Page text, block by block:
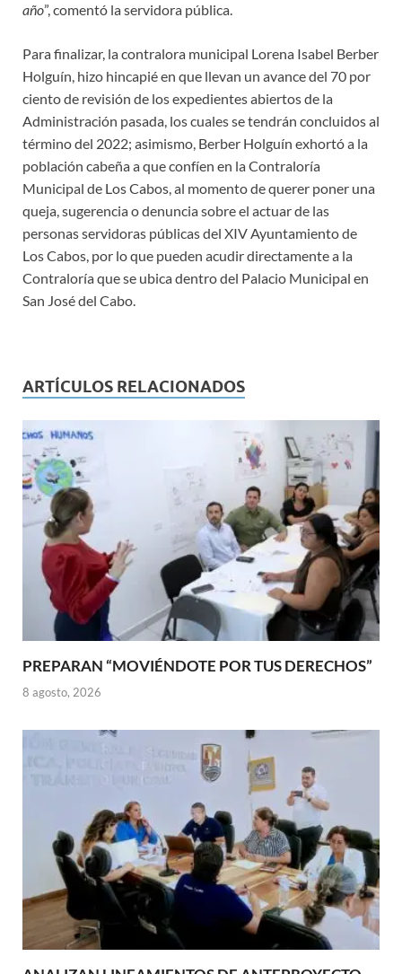
año”, comentó la servidora pública.
Para finalizar, la contralora municipal Lorena Isabel Berber
Holguín, hizo hincapié en que llevan un avance del 70 por
ciento de revisión de los expedientes abiertos de la
Administración pasada, los cuales se tendrán concluidos al
término del 2022; asimismo, Berber Holguín exhortó a la
población cabeña a que confíen en la Contraloría
Municipal de Los Cabos, al momento de querer poner una
queja, sugerencia o denuncia sobre el actuar de las
personas servidoras públicas del XIV Ayuntamiento de
Los Cabos, por lo que pueden acudir directamente a la
Contraloría que se ubica dentro del Palacio Municipal en
San José del Cabo.
ARTÍCULOS RELACIONADOS
PREPARAN “MOVIÉNDOTE POR TUS DERECHOS”
8 agosto, 2026